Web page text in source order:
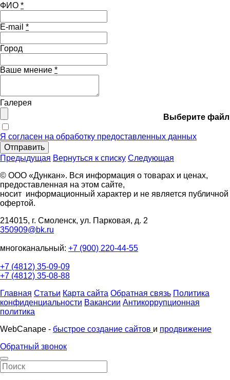
ФИО *
E-mail *
Город
Ваше мнение *
Галерея
Выберите файл
Я согласен на обработку предоставленных данных
Отправить
Предыдущая Вернуться к списку Следующая
© ООО «Дункан». Вся информация о товарах и ценах,
предоставленная на этом сайте,
носит информационный характер и не является публичной
офертой.
214015, г. Смоленск, ул. Парковая, д. 2
350909@bk.ru
многоканальный: +7 (900) 220-44-55
+7 (4812) 35-09-09
+7 (4812) 35-08-88
Главная Статьи Карта сайта Обратная связь Политика
конфиденциальности Вакансии Антикоррупционная
политика
WebCanape - быстрое создание сайтов и продвижение
Обратный звонок